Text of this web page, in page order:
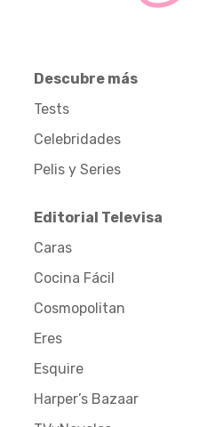
Descubre más
Tests
Celebridades
Pelis y Series
Editorial Televisa
Caras
Cocina Fácil
Cosmopolitan
Eres
Esquire
Harper’s Bazaar